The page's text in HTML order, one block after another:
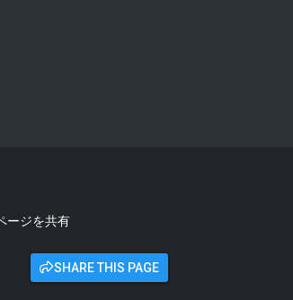
ージを共有
SHARE THIS PAGE